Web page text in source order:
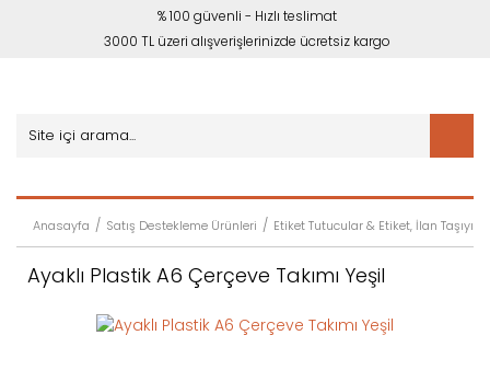
% 100 güvenli - Hızlı teslimat
3000 TL üzeri alışverişlerinizde ücretsiz kargo
Anasayfa Satış Destekleme Ürünleri Etiket Tutucular & Etiket, İlan
Ayaklı Plastik A6 Çerçeve Takımı Yeşil